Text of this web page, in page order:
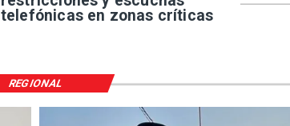
telefónicas en zonas críticas
REGIONAL